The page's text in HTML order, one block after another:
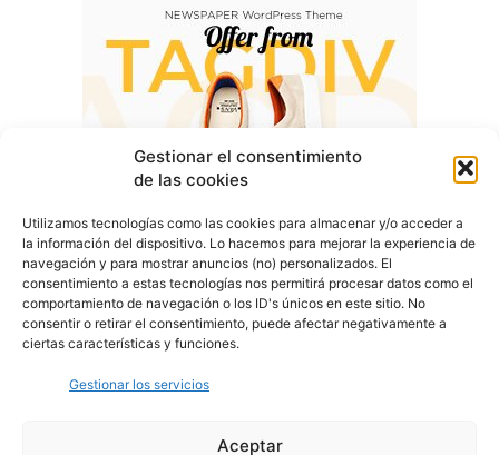
Gestionar el consentimiento
de las cookies
Utilizamos tecnologías como las cookies para almacenar y/o acceder a
la información del dispositivo. Lo hacemos para mejorar la experiencia de
navegación y para mostrar anuncios (no) personalizados. El
consentimiento a estas tecnologías nos permitirá procesar datos como el
comportamiento de navegación o los ID's únicos en este sitio. No
consentir o retirar el consentimiento, puede afectar negativamente a
ciertas características y funciones.
Gestionar los servicios
Aceptar